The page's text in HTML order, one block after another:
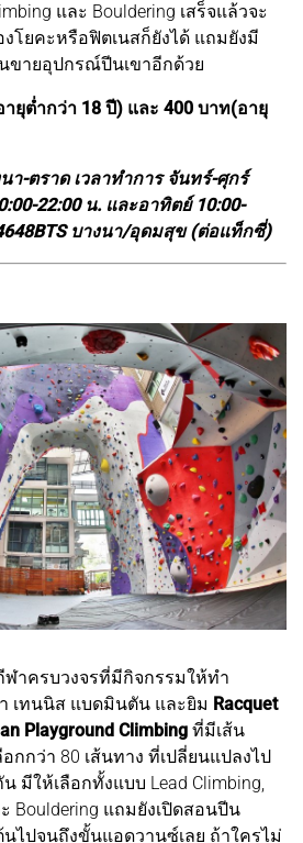
และ Bouldering เสร็จแล้วจะ
โยคะหรือฟิตเนสก็ยังได้ แถมยังมี
ขายอุปกรณ์ปีนเขาอีกด้วย
ยุต่ำกว่า 18 ปี) และ 400 บาท(อายุ
-ตราด เวลาทำการ จันทร์-ศุกร์
22:00 น. และอาทิตย์ 10:00-
BTS บางนา/อุดมสุข (ต่อแท็กซี่)
าครบวงจรที่มีกิจกรรมให้ทำ
เทนนิส แบดมินตัน และยิม Racquet
Playground Climbing ที่มีเส้น
กกว่า 80 เส้นทาง ที่เปลี่ยนแปลงไป
มีให้เลือกทั้งแบบ Lead Climbing,
Bouldering แถมยังเปิดสอนปีน
นไปจนถึงขั้นแอดวานซ์เลย ถ้าใครไม่